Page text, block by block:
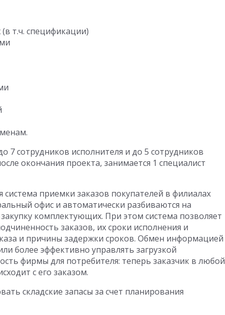
т.ч. спецификации)
7 сотрудников исполнителя и до 5 сотрудников
окончания проекта, занимается 1 специалист
система приемки заказов покупателей в филиалах
офис и автоматически разбиваются на
комплектующих. При этом система позволяет
заказов, их сроки исполнения и
и причины задержки сроков. Обмен информацией
более эффективно управлять загрузкой
фирмы для потребителя: теперь заказчик в любой
с его заказом.
складские запасы за счет планирования